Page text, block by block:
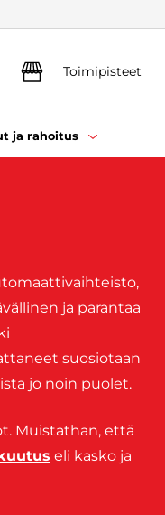
Toimipisteet
ja rahoitus
ja parantaa
suosiotaan
jo noin puolet.
Muistathan, että
eli kasko ja